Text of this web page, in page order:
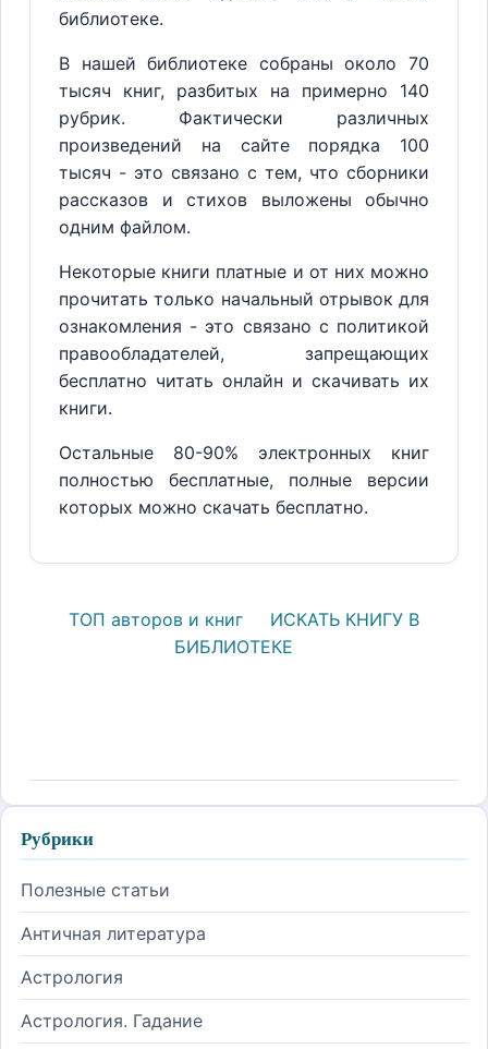
библиотеке.
В нашей библиотеке собраны около 70
тысяч книг, разбитых на примерно 140
рубрик. Фактически различных
произведений на сайте порядка 100
тысяч - это связано с тем, что сборники
рассказов и стихов выложены обычно
одним файлом.
Некоторые книги платные и от них можно
прочитать только начальный отрывок для
ознакомления - это связано с политикой
правообладателей, запрещающих
бесплатно читать онлайн и скачивать их
книги.
Остальные 80-90% электронных книг
полностью бесплатные, полные версии
которых можно скачать бесплатно.
ТОП авторов и книг
ИСКАТЬ КНИГУ В
БИБЛИОТЕКЕ
Рубрики
Полезные статьи
Античная литература
Астрология
Астрология. Гадание